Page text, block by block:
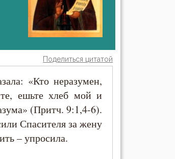
Поделиться цитатой
«Кто неразумен,
ешьте хлеб мой и
(Притч. 9:1,4-6).
Спасителя за жену
– упросила.